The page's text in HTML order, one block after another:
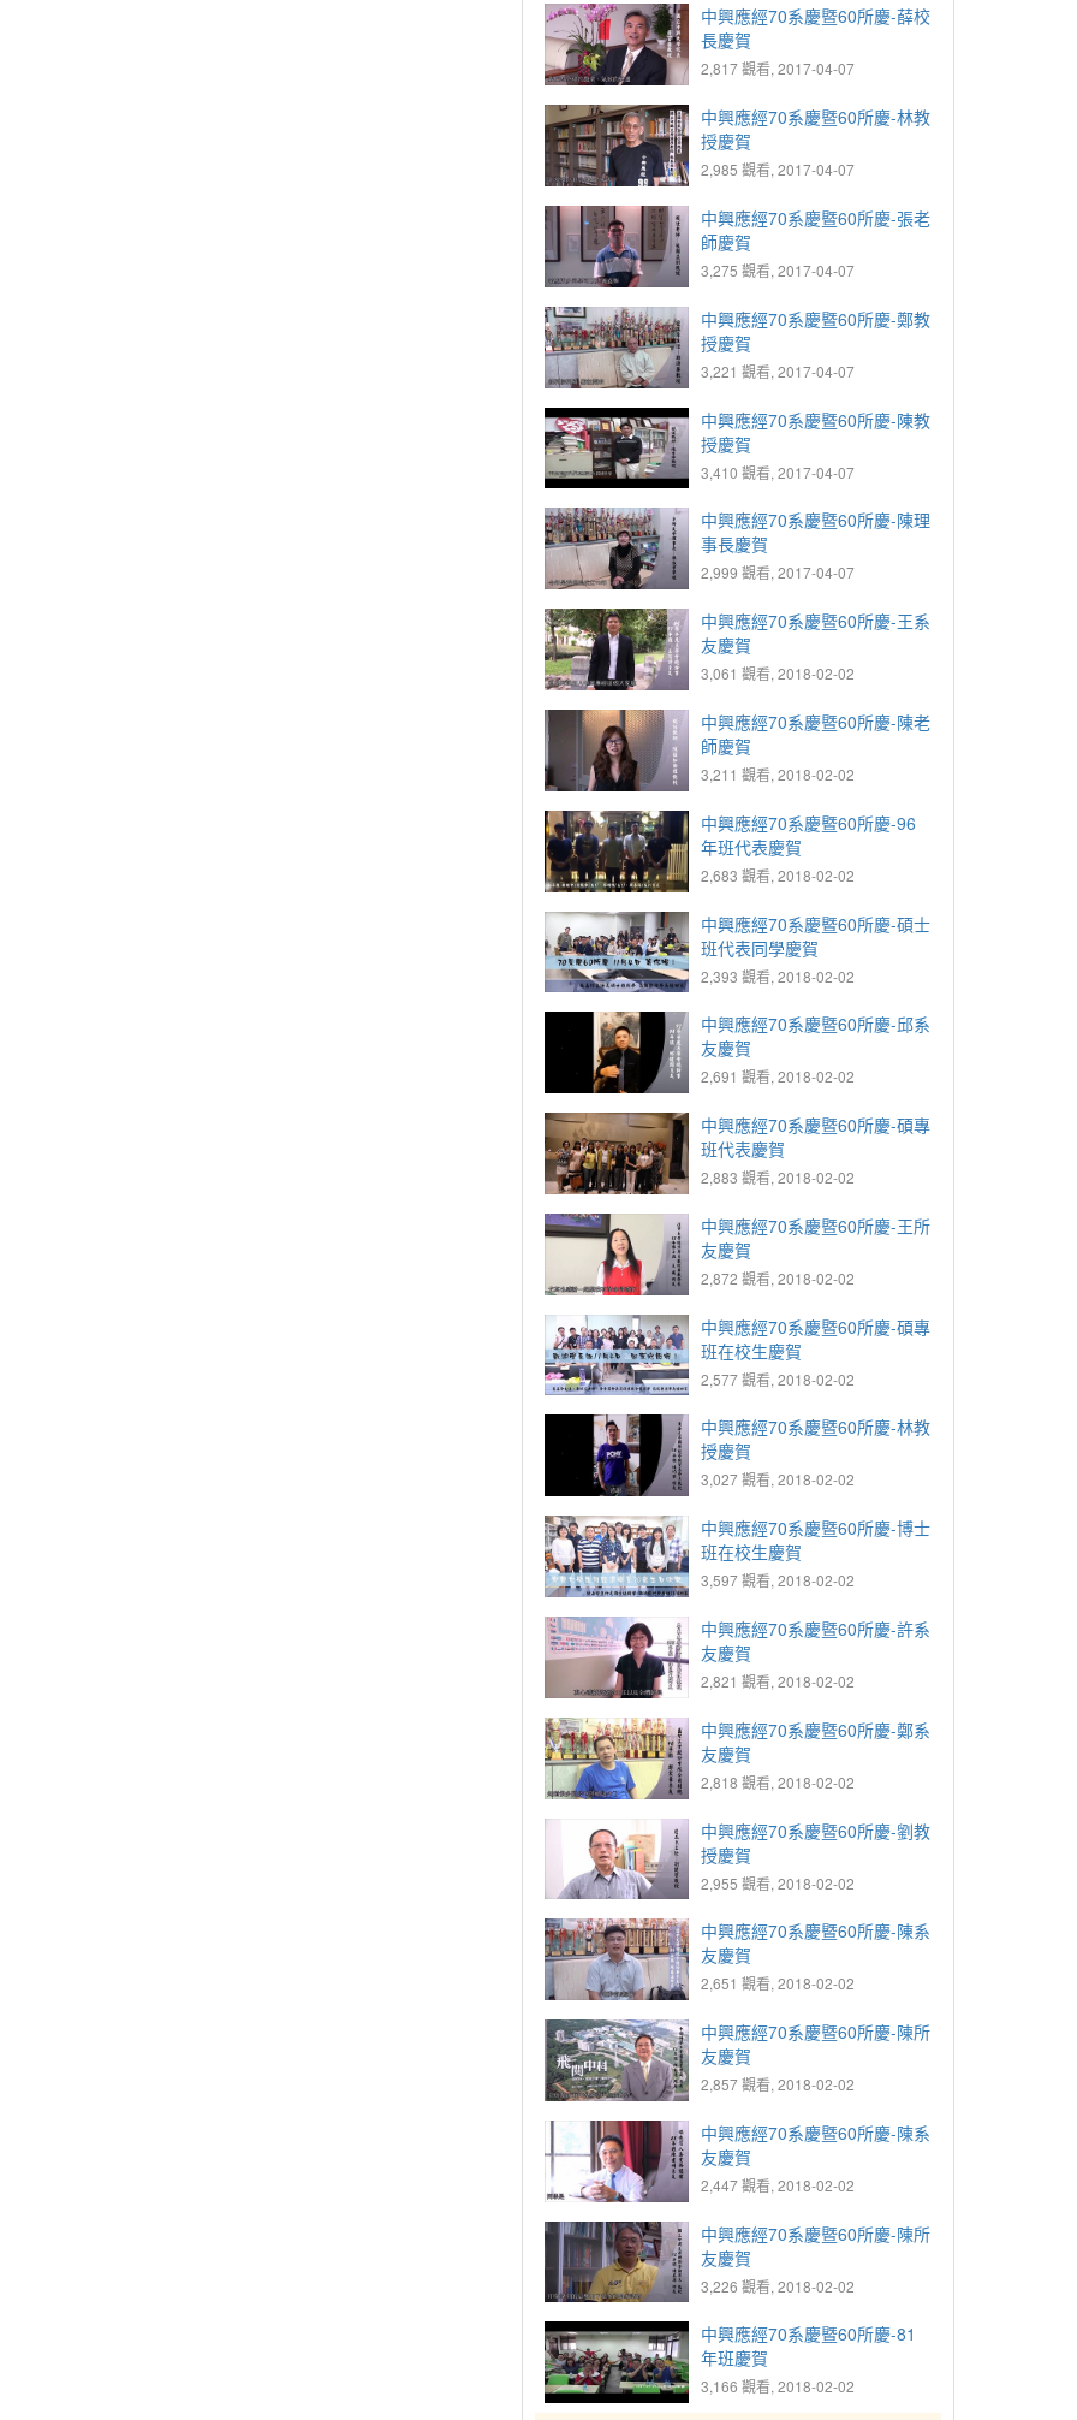
中興應經70系慶暨60所慶-薛校
長慶賀
2,817 觀看, 2017-04-07
中興應經70系慶暨60所慶-林教
授慶賀
2,985 觀看, 2017-04-07
中興應經70系慶暨60所慶-張老
師慶賀
3,275 觀看, 2017-04-07
中興應經70系慶暨60所慶-鄭教
授慶賀
3,221 觀看, 2017-04-07
中興應經70系慶暨60所慶-陳教
授慶賀
3,410 觀看, 2017-04-07
中興應經70系慶暨60所慶-陳理
事長慶賀
2,999 觀看, 2017-04-07
中興應經70系慶暨60所慶-王系
友慶賀
3,061 觀看, 2018-02-02
中興應經70系慶暨60所慶-陳老
師慶賀
3,211 觀看, 2018-02-02
中興應經70系慶暨60所慶-96
年班代表慶賀
2,683 觀看, 2018-02-02
中興應經70系慶暨60所慶-碩士
班代表同學慶賀
2,393 觀看, 2018-02-02
中興應經70系慶暨60所慶-邱系
友慶賀
2,691 觀看, 2018-02-02
中興應經70系慶暨60所慶-碩專
班代表慶賀
2,883 觀看, 2018-02-02
中興應經70系慶暨60所慶-王所
友慶賀
2,872 觀看, 2018-02-02
中興應經70系慶暨60所慶-碩專
班在校生慶賀
2,577 觀看, 2018-02-02
中興應經70系慶暨60所慶-林教
授慶賀
3,027 觀看, 2018-02-02
中興應經70系慶暨60所慶-博士
班在校生慶賀
3,597 觀看, 2018-02-02
中興應經70系慶暨60所慶-許系
友慶賀
2,821 觀看, 2018-02-02
中興應經70系慶暨60所慶-鄭系
友慶賀
2,818 觀看, 2018-02-02
中興應經70系慶暨60所慶-劉教
授慶賀
2,955 觀看, 2018-02-02
中興應經70系慶暨60所慶-陳系
友慶賀
2,651 觀看, 2018-02-02
中興應經70系慶暨60所慶-陳所
友慶賀
2,857 觀看, 2018-02-02
中興應經70系慶暨60所慶-陳系
友慶賀
2,447 觀看, 2018-02-02
中興應經70系慶暨60所慶-陳所
友慶賀
3,226 觀看, 2018-02-02
中興應經70系慶暨60所慶-81
年班慶賀
3,166 觀看, 2018-02-02